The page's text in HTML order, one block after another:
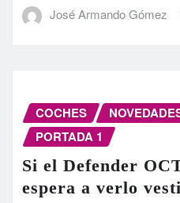
José Armando Gómez
COCHES
PORTADA 1
Si el Defender
espera a verlo